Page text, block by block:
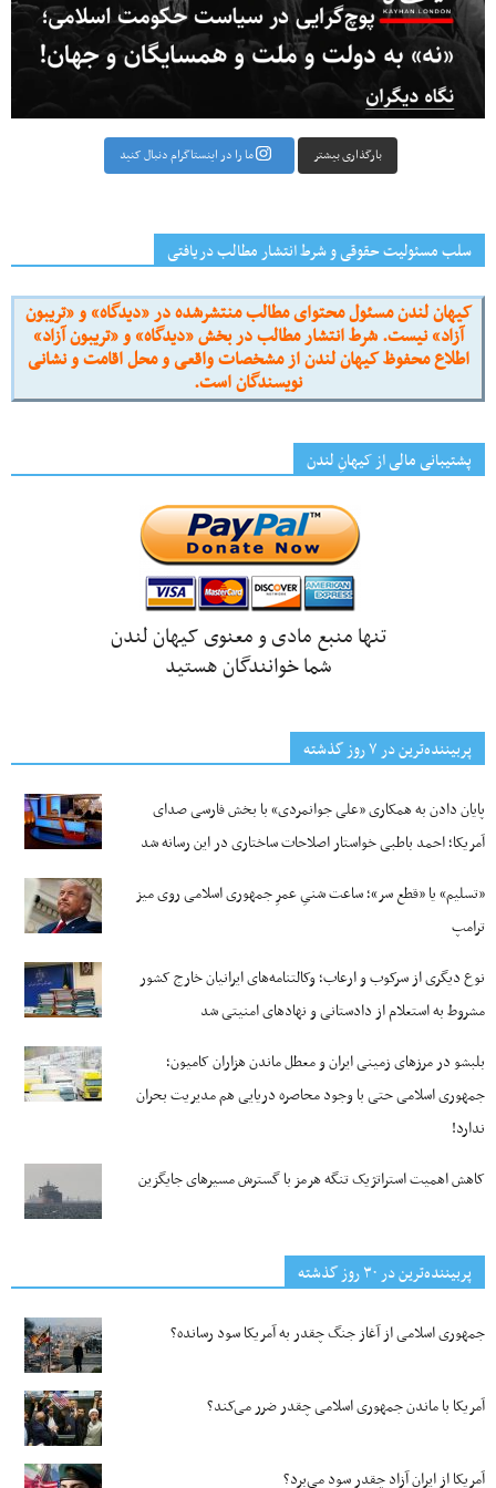
بارگذاری بیشتر ما را در اینستاگرام دنبال کنید
سلب مسئولیت حقوقی و شرط انتشار مطالب دریافتی
کیهان لندن مسئول محتوای مطالب منتشرشده در «دیدگاه» و «تریبون
آزاد» نیست. شرط انتشار مطالب در بخش «دیدگاه» و «تریبون آزاد»
اطلاع محفوظ کیهان لندن از مشخصات واقعی و محل اقامت و نشانی
نویسندگان است.
پشتیبانی مالی از کیهانِ لندن
تنها منبع مادی و معنوی کیهان لندن
شما خوانندگان هستید
پربیننده‌ترین‌ در ۷ روز گذشته
پایان دادن به همکاری «علی جوانمردی» با بخش فارسی صدای
آمریکا؛ احمد باطبی خواستار اصلاحات ساختاری در این رسانه شد
«تسلیم» یا «قطع سر»؛ ساعت شنیِ عمرِ جمهوری اسلامی روی میز
ترامپ
نوع دیگری از سرکوب و ارعاب؛ وکالتنامه‌های ایرانیان خارج کشور
مشروط به استعلام از دادستانی و نهادهای امنیتی شد
بلبشو در مرزهای زمینی ایران و معطل ماندن هزاران کامیون؛
جمهوری اسلامی حتی با وجود محاصره دریایی هم مدیریت بحران
ندارد!
کاهش اهمیت استراتژیک تنگه‌ هرمز با گسترش مسیرهای جایگزین
پربیننده‌ترین‌ در ۳۰ روز گذشته
جمهوری اسلامی از آغاز جنگ چقدر به آمریکا سود رسانده؟
آمریکا با ماندن جمهوری اسلامی چقدر ضرر می‌کند؟
آمریکا از ایران آزاد چقدر سود می‌برد؟